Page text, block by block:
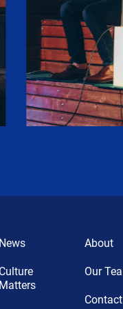
News
Culture
Matters
About
Our
Contact